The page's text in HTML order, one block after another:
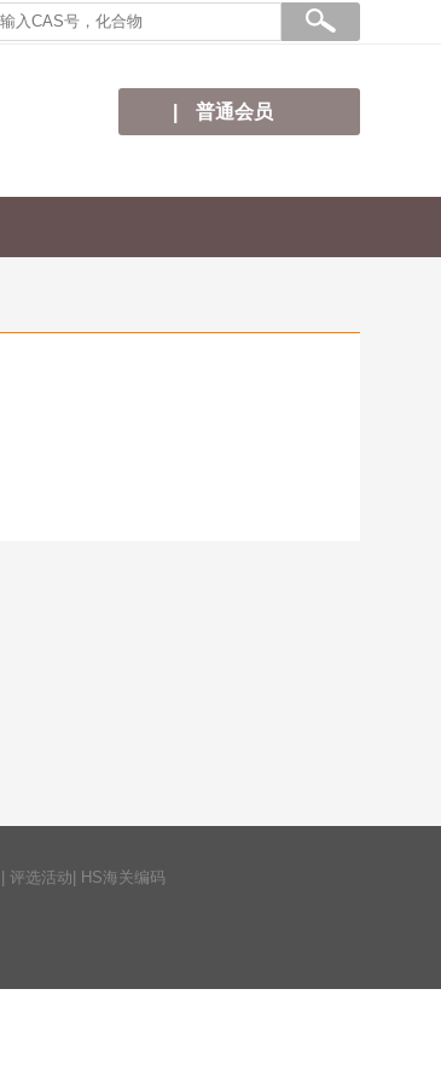
普通会员
评选活动
HS海关编码